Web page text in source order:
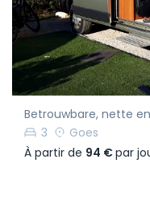
Betrouwbare, nette
3
Goes
À partir de 94 €par